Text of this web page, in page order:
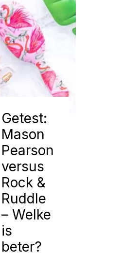
Getest:
Mason
Pearson
versus
Rock &
Ruddle
– Welke
is
beter?